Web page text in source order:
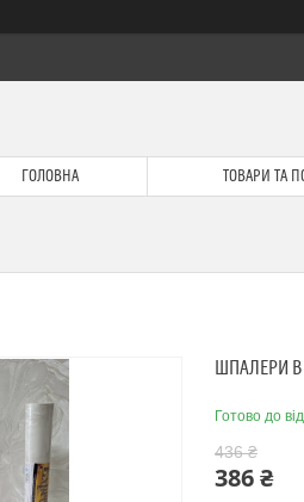
ГОЛОВНА ТОВАРИ ТА
ШПАЛЕРИ
Готово до
436 ₴
386 ₴